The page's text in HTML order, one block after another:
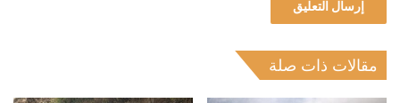
مقالات ذات صلة